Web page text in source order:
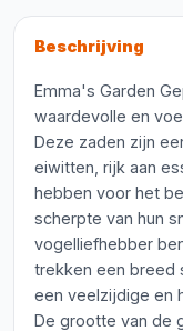
Beschrijving
Emma's Garden
waardevolle en
Deze zaden zijn
eiwitten, rijk aan
hebben voor het
scherpte van hun
vogelliefhebber
trekken een breed
een veelzijdige en
De grootte van de